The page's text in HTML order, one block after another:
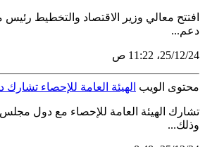
افتتح معالي وزير الاقتصاد والتخطيط
دعم...
24‏/12‏/25، 11:22 ص
محتوى الويب الهيئة العامة للإحصاء
وذلك...